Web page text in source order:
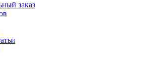
заказ